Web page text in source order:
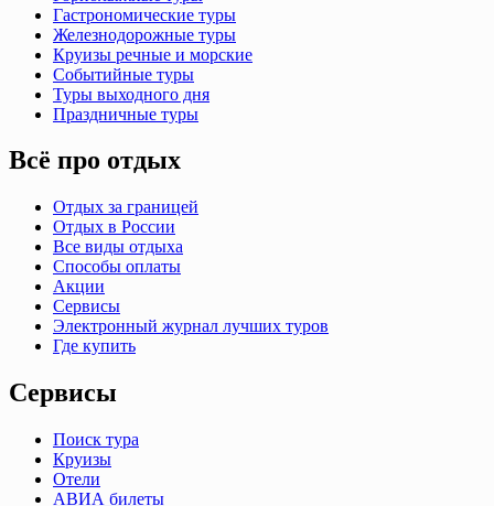
Гастрономические туры
Железнодорожные туры
Круизы речные и морские
Событийные туры
Туры выходного дня
Праздничные туры
Всё про отдых
Отдых за границей
Отдых в России
Все виды отдыха
Способы оплаты
Акции
Сервисы
Электронный журнал лучших туров
Где купить
Сервисы
Поиск тура
Круизы
Отели
АВИА билеты